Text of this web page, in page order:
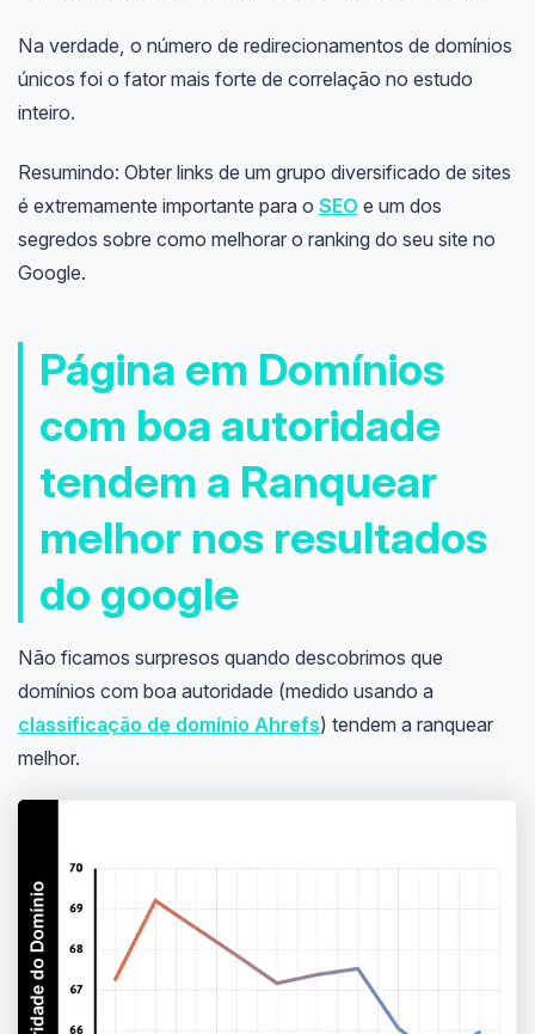
Na verdade, o número de redirecionamentos de domínios
únicos foi o fator mais forte de correlação no estudo
inteiro.
Resumindo: Obter links de um grupo diversificado de sites
é extremamente importante para o SEO e um dos
segredos sobre como melhorar o ranking do seu site no
Google.
Página em Domínios
com boa autoridade
tendem a Ranquear
melhor nos resultados
do google
Não ficamos surpresos quando descobrimos que
domínios com boa autoridade (medido usando a
classificação de domínio Ahrefs) tendem a ranquear
melhor.